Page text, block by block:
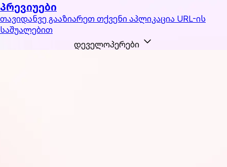
პრევიუები
თავიდანვე გააზიარეთ თქვენი აპლიკაცია URL-ის
საშუალებით
დეველოპერები